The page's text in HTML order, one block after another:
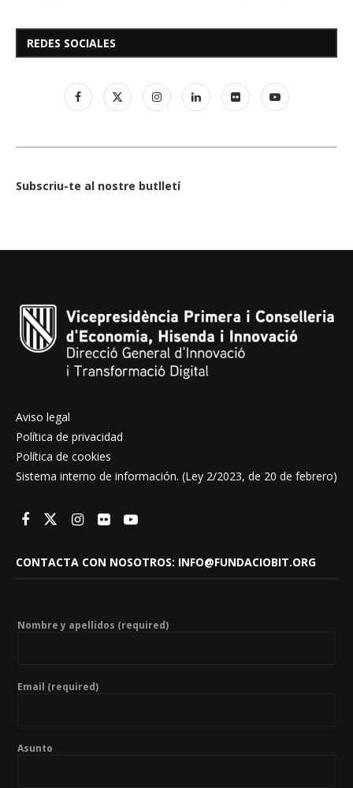
REDES SOCIALES
Subscriu-te al nostre butlletí
Aviso legal
Política de privacidad
Política de cookies
Sistema interno de información. (Ley 2/2023, de 20 de febrero)
CONTACTA CON NOSOTROS: INFO@FUNDACIOBIT.ORG
Nombre y apellidos (required)
Email (required)
Asunto